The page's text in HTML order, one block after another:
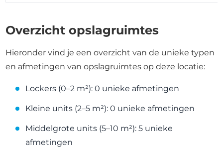
Overzicht opslagruimtes
Hieronder vind je een overzicht van de unieke typen
en afmetingen van opslagruimtes op deze locatie:
Lockers (0–2 m²): 0 unieke afmetingen
Kleine units (2–5 m²): 0 unieke afmetingen
Middelgrote units (5–10 m²): 5 unieke
afmetingen